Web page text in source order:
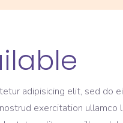
adipisicing elit, sed do
exercitation